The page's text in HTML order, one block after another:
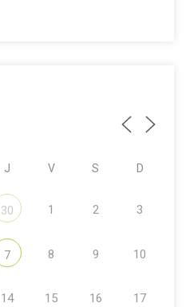
J V S D
30 1 2 3
7 8 9 10
14 15 16 17